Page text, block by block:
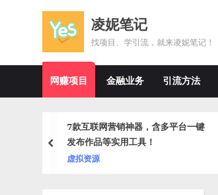
凌妮笔记
找项目、学引流，就来凌妮笔记！
网赚项目 金融业务 引流方法
7款互联网营销神器，含多平台一键
发布作品等实用工具！
虚拟资源
prev